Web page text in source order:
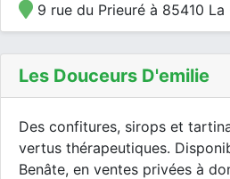
9 rue du Prieuré à 85410
Les Douceurs D'emilie
Des confitures, sirops et
vertus thérapeutiques.
Benâte, en ventes privées à